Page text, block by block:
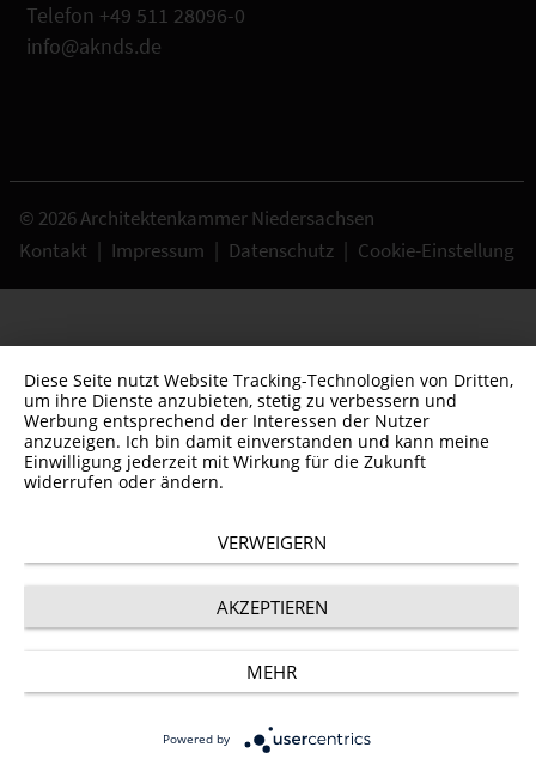
Telefon +49 511 28096-0
info@aknds.de
© 2026 Architektenkammer Niedersachsen
Kontakt | Impressum | Datenschutz | Cookie-Einstellung
Diese Seite nutzt Website Tracking-Technologien von Dritten,
um ihre Dienste anzubieten, stetig zu verbessern und
Werbung entsprechend der Interessen der Nutzer
anzuzeigen. Ich bin damit einverstanden und kann meine
Einwilligung jederzeit mit Wirkung für die Zukunft
widerrufen oder ändern.
VERWEIGERN
AKZEPTIEREN
MEHR
Powered by